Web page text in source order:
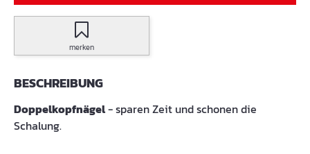
merken
BESCHREIBUNG
Doppelkopfnägel- sparen Zeit und schonen die
Schalung.